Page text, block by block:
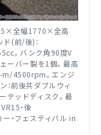
全幅1770×全高
(前/後)：
。バンク角90度V
ーバー製を1個。最高
m/4500rpm。エンジ
：前後共ダブルウィ
テッドディスク。最
・後
・フェスティバル in